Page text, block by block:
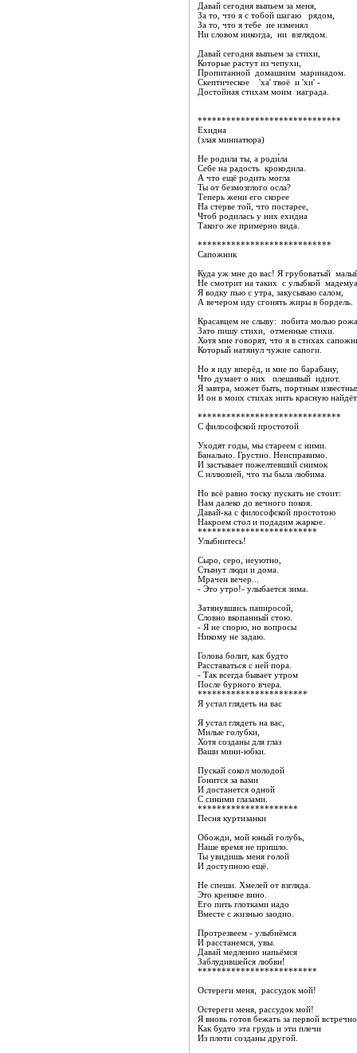
Давай сегодня выпьем за меня,
За то, что я с тобой шагаю рядом,
За то, что я тебе не изменял
Ни словом никогда, ни взглядом.
Давай сегодня выпьем за стихи,
Которые растут из чепухи,
Пропитанной домашним маринадом.
Скептическое 'ха' твоё и 'хи' -
Достойная стихам моим награда.
******************************
Ехидна
(злая миниатюра)
Не родила ты, а роди́ла
Себе на радость крокодила.
А что ещё родить могла
Ты от безмозглого осла?
Теперь жени его скорее
На стерве той, что постарее,
Чтоб родилась у них ехидна
Такого же примерно вида.
****************************
Сапожник
Куда уж мне до вас! Я грубоватый
Не смотрит на таких с улыбкой
Я водку пью с утра, закусываю салом,
А вечером иду сгонять жиры в бордель.
Красавцем не слыву: побита молью
Зато пишу стихи, отменные стихи.
Хотя мне говорят, что я в стихах
Который натянул чужие сапоги.
Но я иду вперёд, и мне по барабану,
Что думает о них плешивый идиот.
Я завтра, может быть, портным
И он в моих стихах нить красную
******************************
С философской простотой
Уходят годы, мы стареем с ними.
Банально. Грустно. Неисправимо.
И застывает пожелтевший снимок
С иллюзией, что ты была любима.
Но всё равно тоску пускать не стоит:
Нам далеко до вечного покоя.
Давай-ка с философской простотою
Накроем стол и подадим жаркое.
*************************
Улыбнитесь!
Сыро, серо, неуютно,
Стынут люди и дома.
Мрачен вечер...
- Это утро!- улыбается зима.
Затянувшись папиросой,
Словно вкопанный стою.
- Я не спорю, но вопросы
Никому не задаю.
Голова болит, как будто
Расставаться с ней пора.
- Так всегда бывает утром
После бурного вчера.
***********************
Я устал глядеть на вас
Я устал глядеть на вас,
Милые голубки,
Хотя созданы для глаз
Ваши мини-юбки.
Пускай сокол молодой
Гонится за вами
И достанется одной
С синими глазами.
*********************
Песня куртизанки
Обожди, мой юный голубь,
Наше время не пришло.
Ты увидишь меня голой
И доступною ещё.
Не спеши. Хмелей от взгляда.
Это крепкое вино.
Его пить глотками надо
Вместе с жизнью заодно.
Протрезвеем - улыбнёмся
И расстанемся, увы.
Давай медленно напьёмся
Заблудившейся любви!
*************************
Остереги меня, рассудок мой!
Остереги меня, рассудок мой!
Я вновь готов бежать за первой
Как будто эта грудь и эти плечи
Из плоти созданы другой.